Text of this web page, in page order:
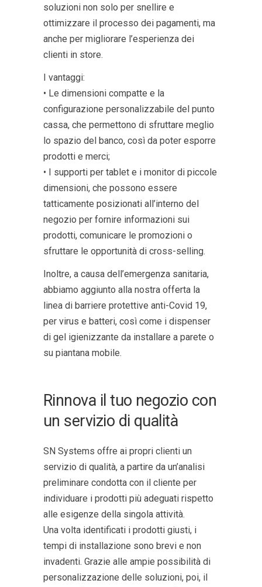
soluzioni non solo per snellire e
ottimizzare il processo dei pagamenti, ma
anche per migliorare l’esperienza dei
clienti in store.
I vantaggi:
• Le dimensioni compatte e la
configurazione personalizzabile del punto
cassa, che permettono di sfruttare meglio
lo spazio del banco, così da poter esporre
prodotti e merci;
• I supporti per tablet e i monitor di piccole
dimensioni, che possono essere
tatticamente posizionati all’interno del
negozio per fornire informazioni sui
prodotti, comunicare le promozioni o
sfruttare le opportunità di cross-selling.
Inoltre, a causa dell’emergenza sanitaria,
abbiamo aggiunto alla nostra offerta la
linea di barriere protettive anti-Covid 19,
per virus e batteri, così come i dispenser
di gel igienizzante da installare a parete o
su piantana mobile.
Rinnova il tuo negozio con
un servizio di qualità
SN Systems offre ai propri clienti un
servizio di qualità, a partire da un’analisi
preliminare condotta con il cliente per
individuare i prodotti più adeguati rispetto
alle esigenze della singola attività.
Una volta identificati i prodotti giusti, i
tempi di installazione sono brevi e non
invadenti. Grazie alle ampie possibilità di
personalizzazione delle soluzioni, poi, il